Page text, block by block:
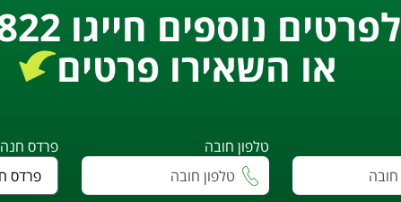
לפרטים נוספים חייגו 2822*
או השאירו פרטים
טלפון חובה פרדס חנה